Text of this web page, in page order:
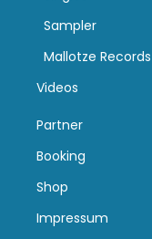
Sampler
Mallotze Records
Videos
Partner
Booking
Shop
Impressum